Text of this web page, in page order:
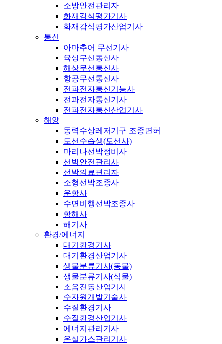
소방안전관리자
화재감식평가기사
화재감식평가산업기사
통신
아마추어 무선기사
육상무선통신사
해상무선통신사
항공무선통신사
전파전자통신기능사
전파전자통신기사
전파전자통신산업기사
해양
동력수상레저기구 조종면허
도선수습생(도선사)
마리나선박정비사
선박안전관리사
선박의료관리자
소형선박조종사
운항사
수면비행선박조종사
항해사
해기사
환경/에너지
대기환경기사
대기환경산업기사
생물분류기사(동물)
생물분류기사(식물)
소음진동산업기사
수자원개발기술사
수질환경기사
수질환경산업기사
에너지관리기사
온실가스관리기사